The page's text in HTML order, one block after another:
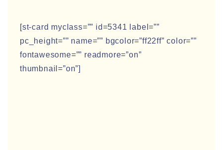
[st-card myclass=”” id=5341 label=””
pc_height=”” name=”” bgcolor=”ff22ff” color=””
fontawesome=”” readmore=”on”
thumbnail=”on”]